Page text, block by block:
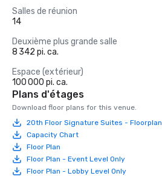
Salles de réunion
14
Deuxième plus grande salle
8 342 pi. ca.
Espace (extérieur)
100 000 pi. ca.
Plans d'étages
Download floor plans for this venue.
20th Floor Signature Suites - Floorplan
Capacity Chart
Floor Plan
Floor Plan - Event Level Only
Floor Plan - Lobby Level Only